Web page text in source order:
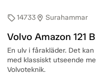
sell14733location_on Surahammar
Volvo Amazon 121
En ulv i fårakläder. Det
med klassiskt utseende
Volvoteknik.